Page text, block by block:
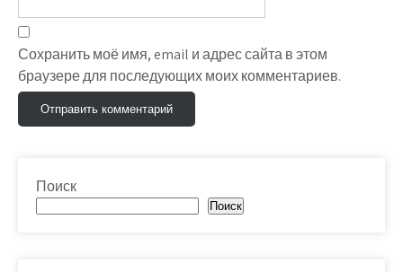
Сохранить моё имя, email и адрес сайта в этом
браузере для последующих моих комментариев.
Поиск
Поиск